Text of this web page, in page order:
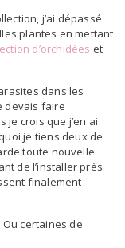
j’ai dépassé
plantes en mettant
d’orchidées et
dans les
devais faire
je crois que j’en ai
je tiens deux de
toute nouvelle
de l’installer près
finalement
certaines de